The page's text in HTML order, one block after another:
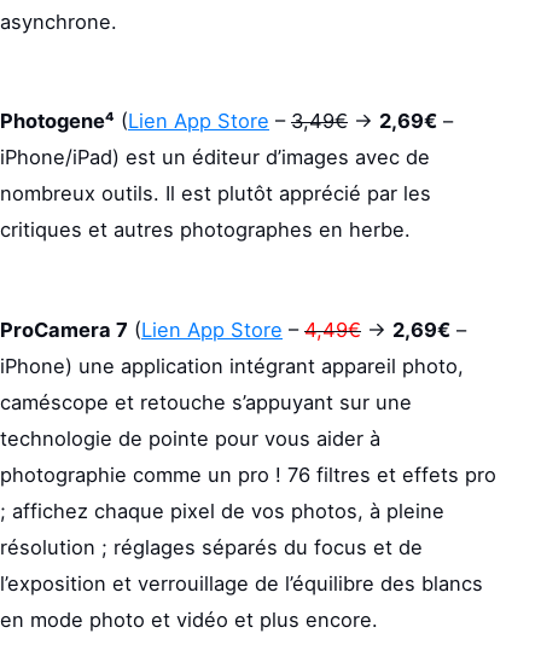
asynchrone.
Photogene⁴ (Lien App Store – 3,49€ -> 2,69€ –
iPhone/iPad) est un éditeur d’images avec de
nombreux outils. Il est plutôt apprécié par les
critiques et autres photographes en herbe.
ProCamera 7 (Lien App Store – 4,49€ -> 2,69€ –
iPhone) une application intégrant appareil photo,
caméscope et retouche s’appuyant sur une
technologie de pointe pour vous aider à
photographie comme un pro ! 76 filtres et effets pro
; affichez chaque pixel de vos photos, à pleine
résolution ; réglages séparés du focus et de
l’exposition et verrouillage de l’équilibre des blancs
en mode photo et vidéo et plus encore.